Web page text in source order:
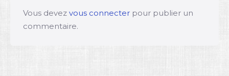
Vous devez vous connecter pour publier un
commentaire.